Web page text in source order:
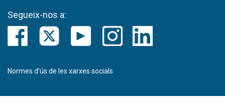
Segueix-nos a:
Normes d’ús de les xarxes socials